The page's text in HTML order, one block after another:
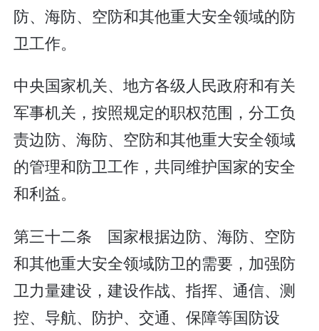
防、海防、空防和其他重大安全领域的防
卫工作。
中央国家机关、地方各级人民政府和有关
军事机关，按照规定的职权范围，分工负
责边防、海防、空防和其他重大安全领域
的管理和防卫工作，共同维护国家的安全
和利益。
第三十二条 国家根据边防、海防、空防
和其他重大安全领域防卫的需要，加强防
卫力量建设，建设作战、指挥、通信、测
控、导航、防护、交通、保障等国防设